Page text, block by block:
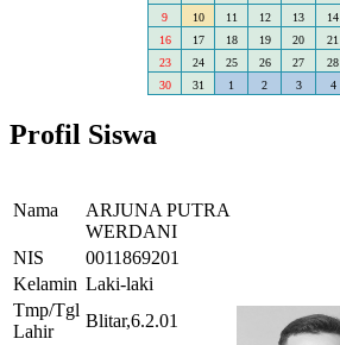
9
10 11 12 13 14
16
17 18 19 20 21
23
24 25 26 27 28
30
31 1 2 3 4
Profil Siswa
Nama
ARJUNA PUTRA
WERDANI
NIS
0011869201
Kelamin Laki-laki
Tmp/Tgl
Lahir
Blitar,6.2.01